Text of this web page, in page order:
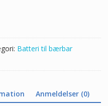
Batteri til bærbar
Anmeldelser (0)